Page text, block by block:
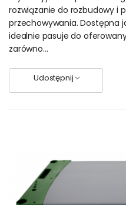
Pokrowiec na
plastikowy
rozwiązanie do rozbudowy i
przechowywania. Dostępna
idealnie pasuje do
zarówno...
Udostępnij